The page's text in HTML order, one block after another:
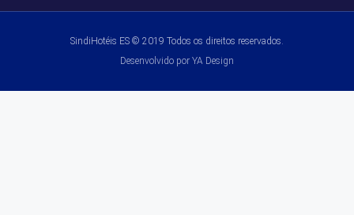
SindiHotéis ES © 2019 Todos os direitos reservados.
Desenvolvido por YA Design